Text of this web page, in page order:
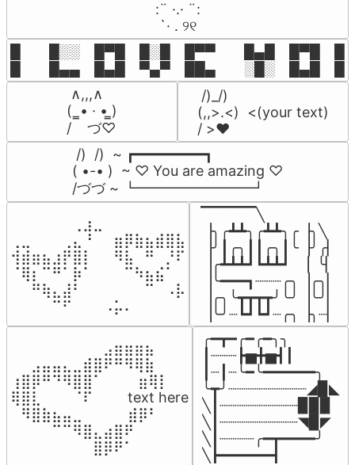
⠀:¨ ·.· ¨:⠀
⠀ `· . ୨୧⠀
█  █░░ █▀█ █░█ █▀▀  █▄█ █▀█
█  █▄▄ █▄█ ▀▄▀ ██▄  ░█░ █▄█
∧,,,∧
(  ̳• · • ̳)
/    づ♡
/)_/)
(,,>.<)  <(your text)
/ >❤️
/)  /)  ~ ┏━━━━━━━━┓
( •-• )  ~ ♡ You are amazing ♡
/づづ ~ ┗━━━━━━━━┛
⠀⠀⠀⠀⠀⠀⢀⣰⣀⠀⠀⠀⠀⠀⠀⠀⠀
⢀⣀⠀⠀⠀⢀⣄⠘⠀⠀⣶⡿⣷⣦⣾⣿⣧
⢺⣾⣶⣦⣰⡟⣿⡇⠀⠀⠻⣧⠀⠛⠀⡘⠏
⠈⢿⡆⠉⠛⠁⡷⠁⠀⠀⠀⠉⠳⣦⣮⠁⠀
⠀⠀⠛⢷⣄⣼⠃⠀⠀⠀⠀⠀⠀⠉⠀⠠⡧
⠀⠀⠀⠀⠉⠋⠀⠀⠀⠠⡥⠄⠀⠀⠀⠀⠀
▔▔▔▔▔╲
▕╮╭┻┻╮╭┻┻╮╭▕╮╲
▕╯┃╭╮┃┃╭╮┃╰▕╯╭▏
▕╭┻┻┻┛┗┻┻┛  ▕  ╰▏
▕╰━━━┓┈┈┈╭╮▕╭╮▏
▕╭╮╰┳┳┳┳╯╰╯▕╰╯▏
▕╰╯┈┗┛┗┛┈╭╮▕╮┈▏
⠀⠀⠀⠀⠀⠀⠀⠀⠀⣠⣶⣶⣶⣦⠀⠀
⠀⠀⣠⣤⣤⣄⣀⣾⣿⠟⠛⠻⢿⣷⠀
⢰⣿⡿⠛⠙⠻⣿⣿⠁⠀⠀ ⠀⣶⢿⡇
⢿⣿⣇⠀⠀⠀⠈⠏⠀⠀⠀ text here
⠀⠻⣿⣷⣦⣤⣀⠀⠀⠀ ⠀⣾⡿⠃⠀
⠀⠀⠀⠀⠉⠉⠻⣿⣄⣴⣿⠟⠀⠀⠀
⠀⠀⠀⠀⠀⠀⠀⠀⣿⡿⠟⠁⠀⠀⠀
╭━┳━╭━╭━╮╮
┃┈┈┈┣▅╋▅┫┃
┃┈┃┈╰━╰━━━━━━╮
╰┳╯┈┈┈┈┈┈┈┈┈◢▉◣
╲┃┈┈┈┈┈┈┈┈┈▉▉▉
╲┃┈┈┈┈┈┈┈┈┈◥▉◤
╲┃┈┈┈┈╭━┳━━━━╯
╲┣━━━━━━┫﻿